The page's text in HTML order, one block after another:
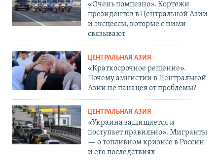
«Очень помпезно». Кортежи
президентов в Центральной Азии
и эксцессы, которые с ними
связывают
ЦЕНТРАЛЬНАЯ АЗИЯ
«Краткосрочное решение».
Почему амнистии в Центральной
Азии не панацея от проблемы?
ЦЕНТРАЛЬНАЯ АЗИЯ
«Украина защищается и
поступает правильно». Мигранты
— о топливном кризисе в России
и его последствиях